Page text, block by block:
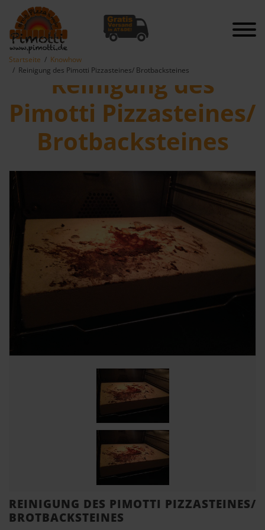
Startseite
Knowhow
Reinigung des Pimotti Pizzasteines/ Brotbacksteines
Reinigung des
Pimotti Pizzasteines/
Brotbacksteines
REINIGUNG DES PIMOTTI PIZZASTEINES/
BROTBACKSTEINES